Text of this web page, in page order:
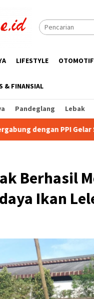
LIFESTYLE OTOMOTIF
& FINANSIAL
Pandeglang Lebak
Kebugaran HUT ke-
Berhasil
Ikan